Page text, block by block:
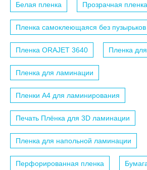
Белая пленка Прозрачная пленка
Пленка самоклеющаяся без пузырьков
Пленка ORAJET 3640 Пленка
Пленка для ламинации
Пленки A4 для ламинирования
Печать Плёнка для 3D ламинации
Пленка для напольной ламинации
Перфорированная пленка